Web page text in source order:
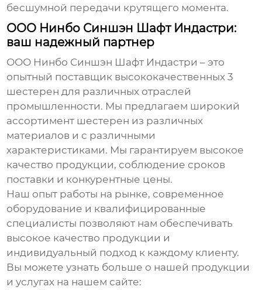
бесшумной передачи крутящего момента.
ООО Нинбо Синшэн Шафт Индастри:
ваш надежный партнер
ООО Нинбо Синшэн Шафт Индастри – это
опытный поставщик высококачественных3
шестерен для различных отраслей
промышленности. Мы предлагаем широкий
ассортимент шестерен из различных
материалов и с различными
характеристиками. Мы гарантируем высокое
качество продукции, соблюдение сроков
поставки и конкурентные цены.
Наш опыт работы на рынке, современное
оборудование и квалифицированные
специалисты позволяют нам обеспечивать
высокое качество продукции и
индивидуальный подход к каждому клиенту.
Вы можете узнать больше о нашей продукции
и услугах на нашем сайте: